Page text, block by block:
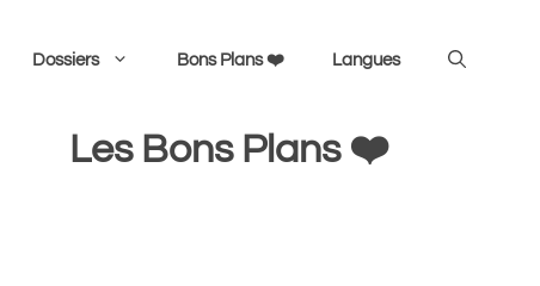
Dossiers Bons Plans ❤️ Langues
Les Bons Plans ❤️